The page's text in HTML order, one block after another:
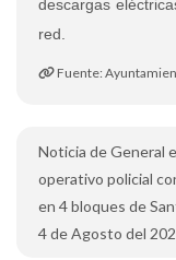
descargas
red.
Fuente:
Noticia de General
operativo policial
en 4 bloques de
4 de Agosto del